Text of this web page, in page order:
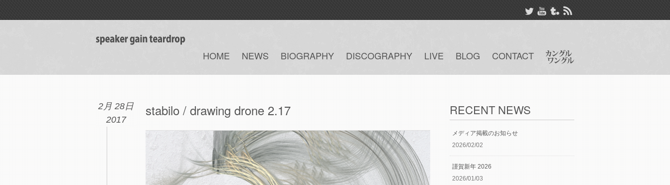
HOME NEWS BIOGRAPHY DISCOGRAPHY LIVE BLOG CONTACT
2月 28日
2017
stabilo / drawing drone 2​.​17 RECENT NEWS
メディア掲載のお知らせ
2026/02/02
謹賀新年 2026
2026/01/03